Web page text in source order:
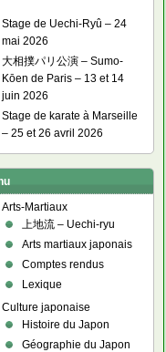
Stage de Uechi-Ryû – 24
mai 2026
大相撲パリ公演 – Sumo-
Kōen de Paris – 13 et 14
juin 2026
Stage de karate à Marseille
– 25 et 26 avril 2026
Arts-Martiaux
上地流 – Uechi-ryu
Arts martiaux japonais
Comptes rendus
Lexique
Culture japonaise
Histoire du Japon
Géographie du Japon